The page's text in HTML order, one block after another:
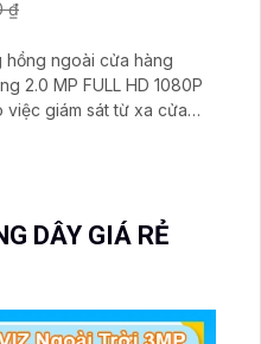
₫
hồng ngoài cửa hàng
2.0 MP FULL HD 1080P
việc giám sát từ xa cửa
DÂY GIÁ RẺ